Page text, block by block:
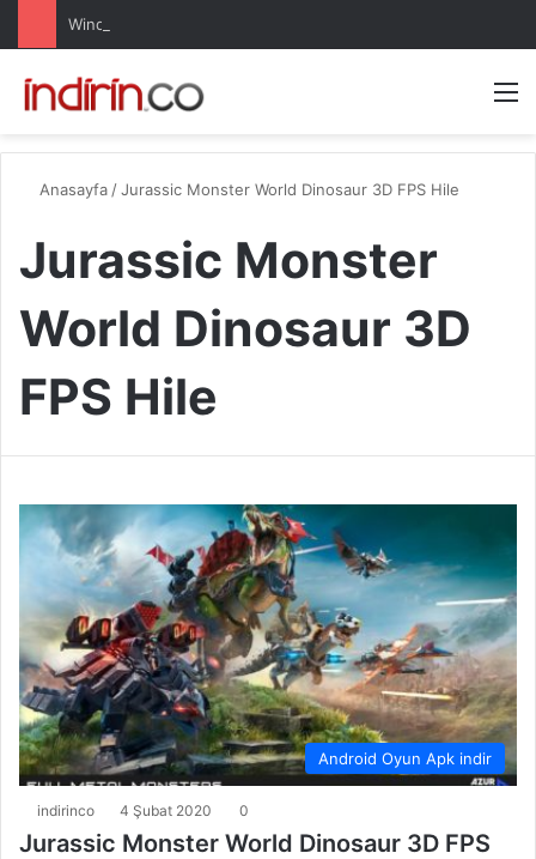
Windows 10 Pro indir – Türkçe – Güncel 2025
Anasayfa /Jurassic Monster World Dinosaur 3D FPS Hile
Jurassic Monster
World Dinosaur 3D
FPS Hile
Android Oyun Apk indir
indirinco 4 Şubat 2020 0
Jurassic Monster World Dinosaur 3D FPS